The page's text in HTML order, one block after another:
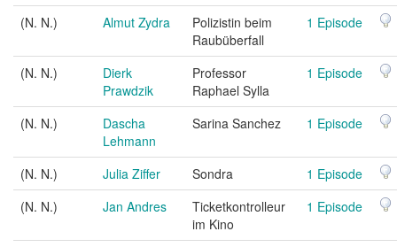
(N. N.)
Almut Zydra
Polizistin beim
Raubüberfall
1 Episode
(N. N.)
Dierk
Prawdzik
Professor
Raphael Sylla
1 Episode
(N. N.)
Dascha
Lehmann
Sarina Sanchez 1 Episode
(N. N.) Julia Ziffer Sondra
1 Episode
(N. N.)
Jan Andres
Ticketkontrolleur
im Kino
1 Episode